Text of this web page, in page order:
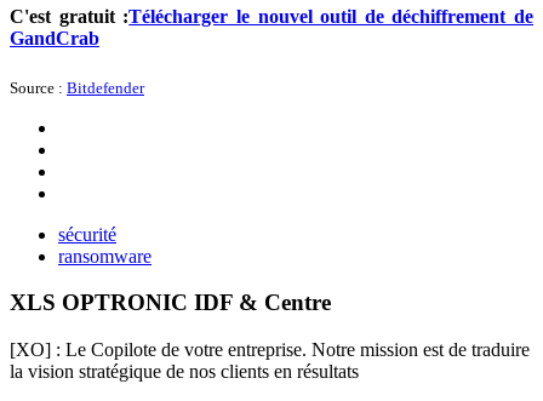
C'est gratuit :Télécharger le nouvel outil de déchiffrement de
GandCrab
Source : Bitdefender
sécurité
ransomware
XLS OPTRONIC IDF & Centre
[XO] : Le Copilote de votre entreprise. Notre mission est de traduire
la vision stratégique de nos clients en résultats